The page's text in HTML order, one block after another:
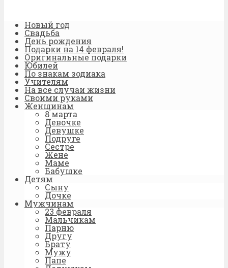
Новый год
Свадьба
День рождения
Подарки на 14 февраля!
Оригинальные подарки
Юбилей
По знакам зодиака
Учителям
На все случаи жизни
Своими руками
Женщинам
8 марта
Девочке
Девушке
Подруге
Сестре
Жене
Маме
Бабушке
Детям
Сыну
Дочке
Мужчинам
23 февраля
Мальчикам
Парню
Другу
Брату
Мужу
Папе